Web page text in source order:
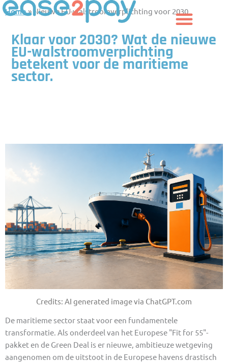
Skip
to
Home» Nieuwe EU-walstroomverplichting voor 2030
Klaar voor 2030? Wat de nieuwe
EU-walstroomverplichting
betekent voor de maritieme
sector.
Credits: AI generated image via ChatGPT.com
De maritieme sector staat voor een fundamentele
transformatie. Als onderdeel van het Europese "Fit for 55"-
pakket en de Green Deal is er nieuwe, ambitieuze wetgeving
aangenomen om de uitstoot in de Europese havens drastisch